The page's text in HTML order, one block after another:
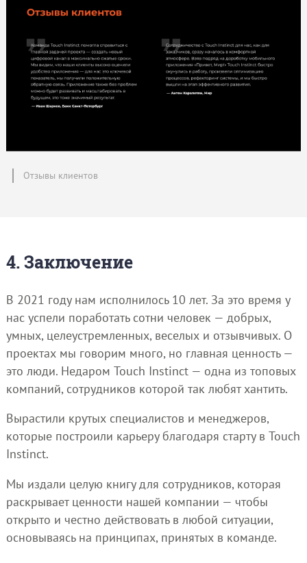
Отзывы клиентов
4. Заключение
В 2021 году нам исполнилось 10 лет. За это время у
нас успели поработать сотни человек — добрых,
умных, целеустремленных, веселых и отзывчивых. О
проектах мы говорим много, но главная ценность —
это люди. Недаром Touch Instinct — одна из топовых
компаний, сотрудников которой так любят хантить.
Вырастили крутых специалистов и менеджеров,
которые построили карьеру благодаря старту в Touch
Instinct.
Мы издали целую книгу для сотрудников, которая
раскрывает ценности нашей компании — чтобы
открыто и честно действовать в любой ситуации,
основываясь на принципах, принятых в команде.